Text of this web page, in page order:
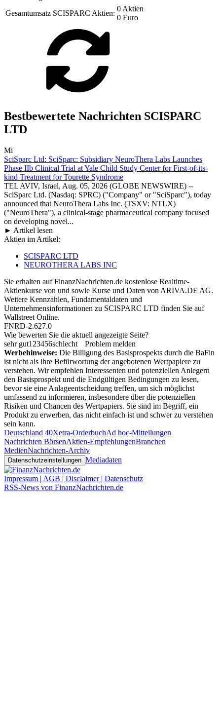
Gesamtumsatz SCISPARC Aktien:
0 Aktien
0 Euro
Bestbewertete Nachrichten SCISPARC
LTD
Mi
SciSparc Ltd: SciSparc: Subsidiary NeuroThera Labs Launches
Phase IIb Clinical Trial at Yale Child Study Center for First-of-its-
kind Treatment for Tourette Syndrome
TEL AVIV, Israel, Aug. 05, 2026 (GLOBE NEWSWIRE) --
SciSparc Ltd. (Nasdaq: SPRC) ("Company" or "SciSparc"), today
announced that NeuroThera Labs Inc. (TSXV: NTLX)
("NeuroThera"), a clinical-stage pharmaceutical company focused
on developing novel...
► Artikel lesen
Aktien im Artikel:
SCISPARC LTD
NEUROTHERA LABS INC
Sie erhalten auf FinanzNachrichten.de kostenlose Realtime-
Aktienkurse von und sowie Kurse und Daten von ARIVA.DE AG.
Weitere Kennzahlen, Fundamentaldaten und
Unternehmensinformationen zu SCISPARC LTD finden Sie auf
Wallstreet Online.
FNRD-2.627.0
Wie bewerten Sie die aktuell angezeigte Seite?
sehr gut1 23456schlecht
Problem melden
Werbehinweise: Die Billigung des Basisprospekts durch die BaFin
ist nicht als ihre Befürwortung der angebotenen Wertpapiere zu
verstehen. Wir empfehlen Interessenten und potenziellen Anlegern
den Basisprospekt und die Endgültigen Bedingungen zu lesen,
bevor sie eine Anlageentscheidung treffen, um sich möglichst
umfassend zu informieren, insbesondere über die potenziellen
Risiken und Chancen des Wertpapiers. Sie sind im Begriff, ein
Produkt zu erwerben, das nicht einfach ist und schwer zu verstehen
sein kann.
Deutschland 40Xetra-OrderbuchAd hoc-Mitteilungen
Nachrichten BörsenAktien-EmpfehlungenBranchen
MedienNachrichten-Archiv
Datenschutzeinstellungen Mediadaten
Impressum | AGB | Disclaimer | Datenschutz
RSS-News von FinanzNachrichten.de